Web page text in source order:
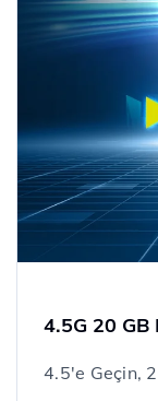
4.5G 20 GB
4.5'e Geçin,